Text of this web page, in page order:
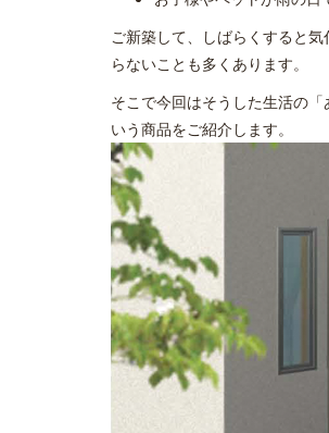
ご新築して、しばらくすると
らないことも多くあります。
そこで今回はそうした生活の
いう商品をご紹介します。